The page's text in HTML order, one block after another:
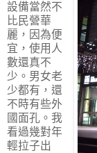
設備當然不
比民營華
麗，因為便
宜，使用人
數還真不
少。男女老
少都有，還
不時有些外
國面孔。我
看過幾對年
輕拉子出